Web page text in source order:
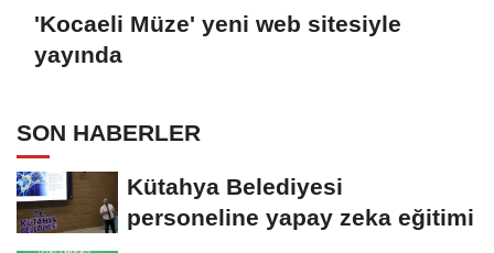
'Kocaeli Müze' yeni web sitesiyle
yayında
SON HABERLER
Kütahya Belediyesi
personeline yapay zeka eğitimi